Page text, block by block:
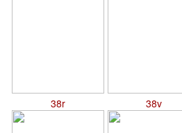
38r 38v